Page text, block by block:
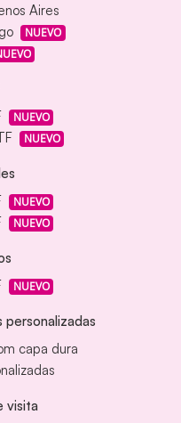
Aires
NUEVO
NUEVO
NUEVO
NUEVO
NUEVO
NUEVO
personalizadas
capa dura
visita